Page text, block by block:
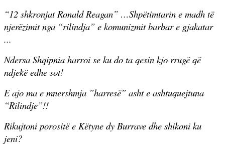
“12 shkronjat Ronald Reagan” …Shpëtimtarin e madh të
njerëzimit nga “rilindja” e komunizmit barbar e gjakatar
...
Ndersa Shqipnia harroi se ku do ta qesin kjo rrugë që
ndjekë edhe sot!
E ajo ma e mnershmja ”harresë” asht e ashtuquejtuna
“Rilindje”!!
Rikujtoni porositë e Këtyne dy Burrave dhe shikoni ku
jeni?